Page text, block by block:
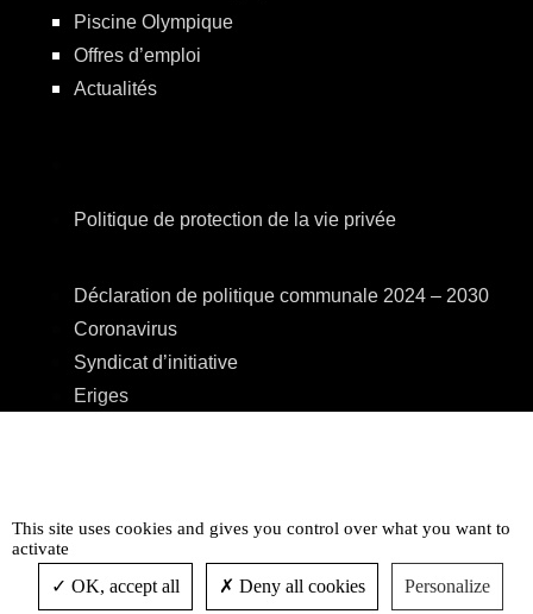
Piscine Olympique
Offres d’emploi
Actualités
Politique de protection de la vie privée
Déclaration de politique communale 2024 – 2030
Coronavirus
Syndicat d’initiative
Eriges
Accessibilité
This site uses cookies and gives you control over what you want to
activate
OK, accept all Deny all cookies Personalize